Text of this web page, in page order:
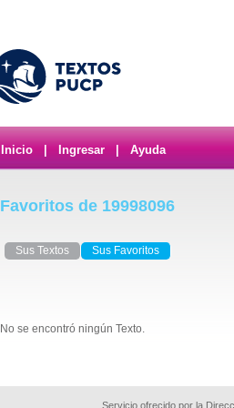
Inicio Ingresar Ayuda
Favoritos de 19998096
Sus Textos Sus Favoritos
No se encontró ningún Texto.
Servicio ofrecido por la